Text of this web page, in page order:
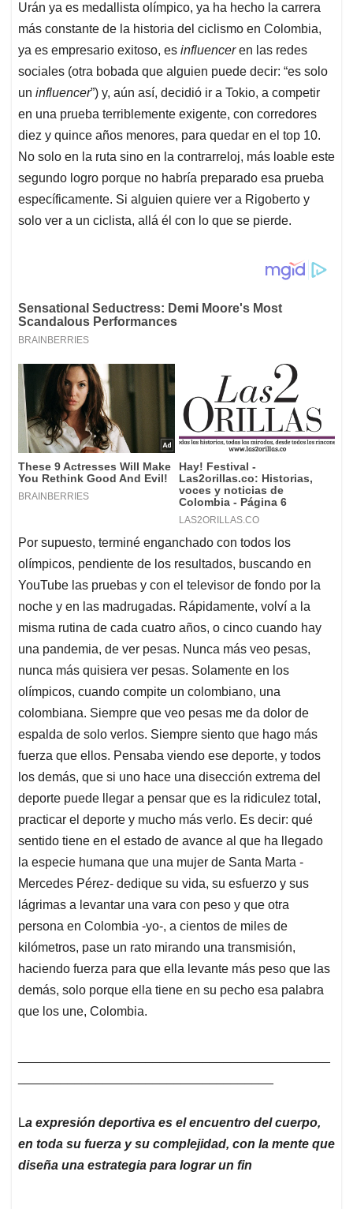
Urán ya es medallista olímpico, ya ha hecho la carrera
más constante de la historia del ciclismo en Colombia,
ya es empresario exitoso, es influenceren las redes
sociales (otra bobada que alguien puede decir: “es solo
un influencer”) y, aún así, decidió ir a Tokio, a competir
en una prueba terriblemente exigente, con corredores
diez y quince años menores, para quedar en el top 10.
No solo en la ruta sino en la contrarreloj, más loable este
segundo logro porque no habría preparado esa prueba
específicamente. Si alguien quiere ver a Rigoberto y
solo ver a un ciclista, allá él con lo que se pierde.
Por supuesto, terminé enganchado con todos los
olímpicos, pendiente de los resultados, buscando en
YouTube las pruebas y con el televisor de fondo por la
noche y en las madrugadas. Rápidamente, volví a la
misma rutina de cada cuatro años, o cinco cuando hay
una pandemia, de ver pesas. Nunca más veo pesas,
nunca más quisiera ver pesas. Solamente en los
olímpicos, cuando compite un colombiano, una
colombiana. Siempre que veo pesas me da dolor de
espalda de solo verlos. Siempre siento que hago más
fuerza que ellos. Pensaba viendo ese deporte, y todos
los demás, que si uno hace una disección extrema del
deporte puede llegar a pensar que es la ridiculez total,
practicar el deporte y mucho más verlo. Es decir: qué
sentido tiene en el estado de avance al que ha llegado
la especie humana que una mujer de Santa Marta -
Mercedes Pérez- dedique su vida, su esfuerzo y sus
lágrimas a levantar una vara con peso y que otra
persona en Colombia -yo-, a cientos de miles de
kilómetros, pase un rato mirando una transmisión,
haciendo fuerza para que ella levante más peso que las
demás, solo porque ella tiene en su pecho esa palabra
que los une, Colombia.
La expresión deportiva es el encuentro del cuerpo,
en toda su fuerza y su complejidad, con la mente que
diseña una estrategia para lograr un fin